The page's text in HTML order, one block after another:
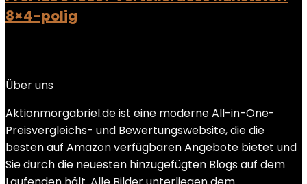
8×4-polig
Über uns
Aktionmorgabriel.de ist eine moderne All-in-One-
Preisvergleichs- und Bewertungswebsite, die die
besten auf Amazon verfügbaren Angebote bietet und
Sie durch die neuesten hinzugefügten Blogs auf dem